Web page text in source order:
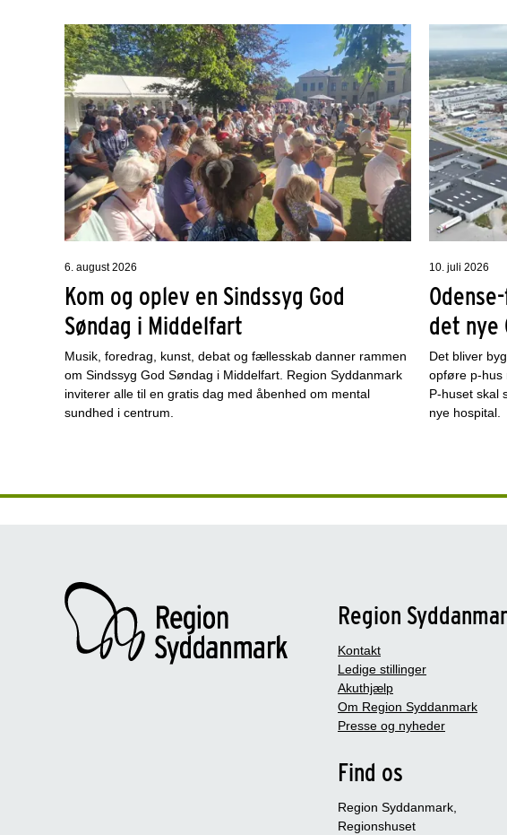
6. august 2026
Kom og oplev en Sindssyg God
Søndag i Middelfart
Musik, foredrag, kunst, debat og fællesskab danner rammen
om Sindssyg God Søndag i Middelfart. Region Syddanmark
inviterer alle til en gratis dag med åbenhed om mental
sundhed i centrum.
10. juli 2026
det nye
Det bliver
opføre p-hus
P-huset skal
nye hospital.
Region
Kontakt
Ledige stillinger
Akuthjælp
Om Region Syddanmark
Presse og nyheder
Find os
Region Syddanmark,
Regionshuset